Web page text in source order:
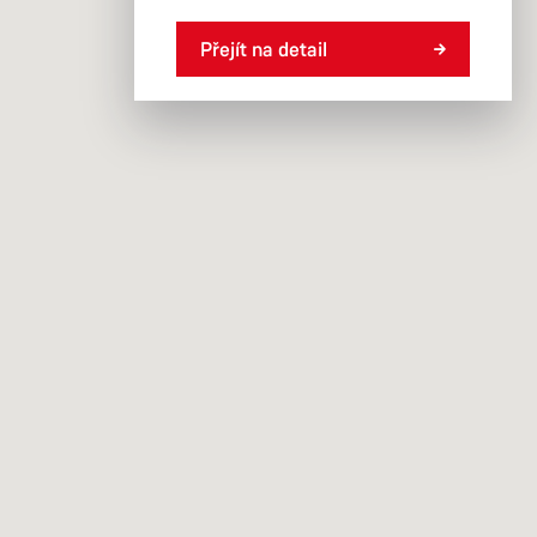
Přejít na detail